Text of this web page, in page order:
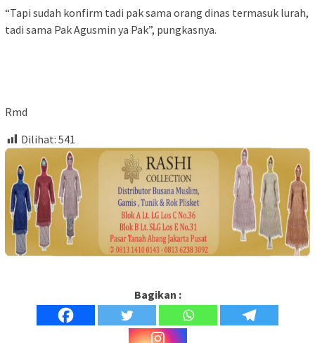
“Tapi sudah konfirm tadi pak sama orang dinas termasuk lurah,
tadi sama Pak Agusmin ya Pak”, pungkasnya.
Rmd
Dilihat: 541
Bagikan :